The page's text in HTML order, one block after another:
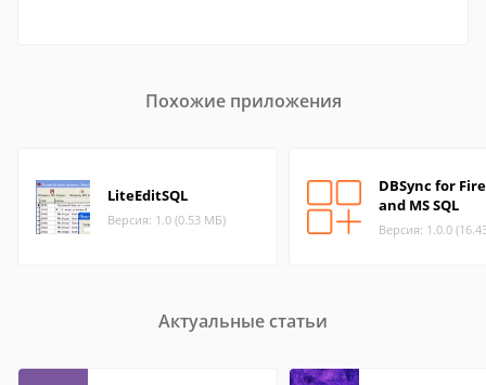
Похожие приложения
LiteEditSQL
Версия: 1.0 (0.53 МБ)
DBSync for
and MS SQL
Версия: 1.0.0
Актуальные статьи